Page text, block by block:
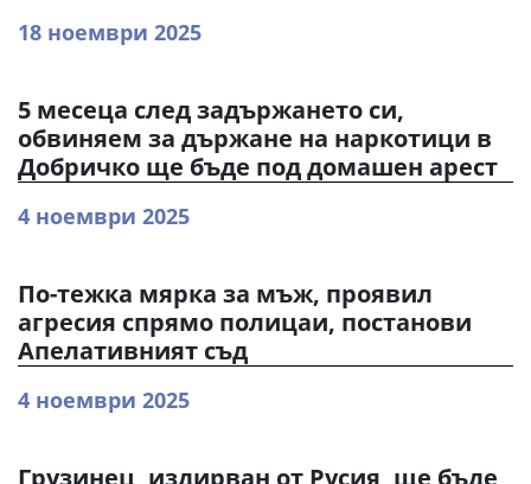
18 ноември 2025
5 месеца след задържането си,
обвиняем за държане на наркотици в
Добричко ще бъде под домашен арест
4 ноември 2025
По-тежка мярка за мъж, проявил
агресия спрямо полицаи, постанови
Апелативният съд
4 ноември 2025
Грузинец, издирван от Русия, ще бъде